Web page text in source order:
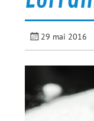
29 mai 2016